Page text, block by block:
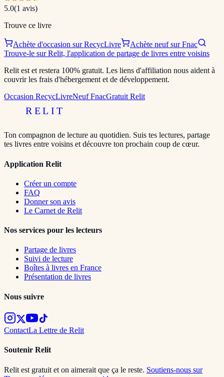
5.0(1 avis)
Trouve ce livre
Achète d'occasion sur RecycLivre
Achète neuf sur Fnac
Trouve-le sur Relit, l'application de partage de livres entre voisins
Relit est et restera 100% gratuit. Les liens d'affiliation nous aident à
couvrir les frais d'hébergement et de développement.
Occasion RecycLivreNeuf FnacGratuit Relit
RELIT
Ton compagnon de lecture au quotidien. Suis tes lectures, partage
tes livres entre voisins et découvre ton prochain coup de cœur.
Application Relit
Créer un compte
FAQ
Donner son avis
Le Carnet de Relit
Nos services pour les lecteurs
Partage de livres
Suivi de lecture
Boîtes à livres en France
Présentation de livres
Nous suivre
ContactLa Lettre de Relit
Soutenir Relit
Relit est gratuit et on aimerait que ça le reste. Soutiens-nous sur